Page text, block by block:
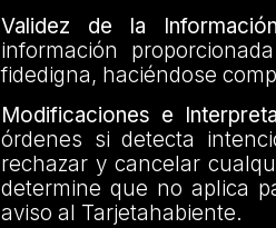
Validez de la Información
información
fidedigna, haciéndose
Modificaciones e
órdenes si detecta
rechazar y cancelar
determine que no aplica
aviso al Tarjetahabiente.